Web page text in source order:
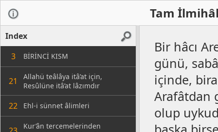
Tam
Index
3
BİRİNCİ KISM
21
Allahü teâlâya itâ’at için,
Resûlüne itâ’at lâzımdır
22 Ehl-i sünnet âlimleri
Kur’ân tercemelerinden
Bir hâcı
günü,
içinde,
Arafâtdan
olup